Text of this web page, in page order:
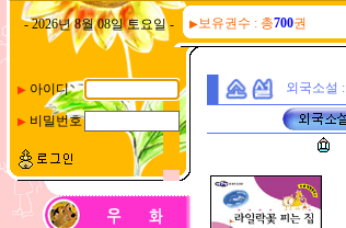
- 2026년 8월 08일 토요일 - ▶보유권수 : 총700권
▶아이디
▶ 비밀번호
외국소설 :